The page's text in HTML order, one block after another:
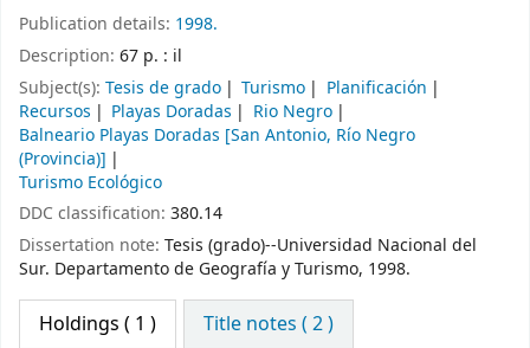
Publication details: 1998.
Description: 67 p. : il
Subject(s): Tesis de grado Turismo
Planificación
Recursos
Playas Doradas
Rio Negro
Balneario Playas Doradas [San Antonio, Río Negro
(Provincia)]
Turismo Ecológico
DDC classification: 380.14
Dissertation note: Tesis (grado)--Universidad Nacional del
Sur. Departamento de Geografía y Turismo, 1998.
Holdings ( 1 )
Title notes ( 2 )